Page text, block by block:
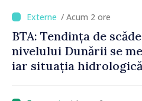
/ Acum 9 minute
Energocom a asigurat
necesarul de energie
electrică pentru 8
cetățenii să reducă